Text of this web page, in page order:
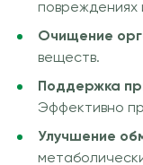
повреждениях
Очищение
веществ.
Поддержка
Эффективно
Улучшение